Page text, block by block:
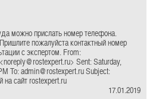
можно прислать номер телефона.
пожалуйста контактный номер
с экспертом. From:
Sent: Saturday,
To: admin@rostexpert.ru Subject:
на сайт rostexpert.ru
17.01.2019